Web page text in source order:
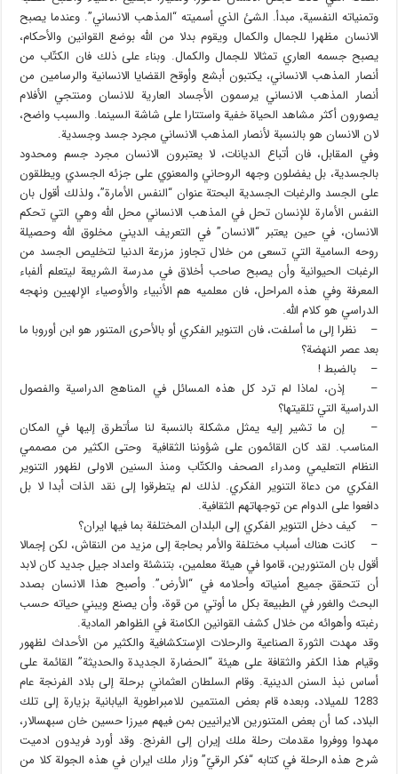
وتمنياته النفسية، مبدأ. الشئ الذي أسميته “المذهب الانساني”. وعندما يصبح
الانسان مظهرا للجمال والكمال ويقوم بدلا من الله بوضع القوانين والأحكام،
يصبح جسمه العاري تمثالا للجمال والكمال. وبناء على ذلك فان الكتّاب من
أنصار المذهب الانساني، يكتبون أبشع وأوقح القضايا الانسانية والرسامين من
أنصار المذهب الانساني يرسمون الأجساد العارية للانسان ومنتجي الأفلام
يصورون أكثر مشاهد الحياة خفية واستتارا على شاشة السينما. والسبب واضح،
لان الانسان هو بالنسبة لأنصار المذهب الانساني مجرد جسد وجسدية.
وفي المقابل، فان أتباع الديانات، لا يعتبرون الانسان مجرد جسم ومحدود
بالجسدية، بل يفضلون وجهه الروحاني والمعنوي على جزئه الجسدي ويطلقون
على الجسد والرغبات الجسدية البحتة عنوان “النفس الأمارة”، ولذلك أقول بان
النفس الأمارة للإنسان تحل في المذهب الانساني محل الله وهي التي تحكم
الانسان، في حين يعتبر “الانسان” في التعريف الديني مخلوق الله وحصيلة
روحه السامية التي تسعى من خلال تجاوز مزرعة الدنيا لتخليص الجسد من
الرغبات الحيوانية وأن يصبح صاحب أخلاق في مدرسة الشريعة ليتعلم ألفباء
المعرفة وفي هذه المراحل، فان معلميه هم الأنبياء والأوصياء الإلهيين ونهجه
الدراسي هو كلام الله.
– نظرا إلى ما أسلفت، فان التنوير الفكري أو بالأحرى المتنور هو ابن أوروبا ما
بعد عصر النهضة؟
– بالضبط !
– إذن، لماذا لم ترد كل هذه المسائل في المناهج الدراسية والفصول
الدراسية التي تلقيتها؟
– إن ما تشير إليه يمثل مشكلة بالنسبة لنا سأتطرق إليها في المكان
المناسب. لقد كان القائمون على شؤوننا الثقافية وحتى الكثير من مصممي
النظام التعليمي ومدراء الصحف والكتّاب ومنذ السنين الاولى لظهور التنوير
الفكري من دعاة التنوير الفكري. لذلك لم يتطرقوا إلى نقد الذات أبدا لا بل
دافعوا على الدوام عن توجهاتهم الثقافية.
– كيف دخل التنوير الفكري إلى البلدان المختلفة بما فيها ايران؟
– كانت هناك أسباب مختلفة والأمر بحاجة إلى مزيد من النقاش، لكن إجمالا
أقول بان المتنورين، قاموا في هيئة معلمين، بتنشئة واعداد جيل جديد كان لابد
أن تتحقق جميع أمنياته وأحلامه في “الأرض”. وأصبح هذا الانسان بصدد
البحث والغور في الطبيعة بكل ما أوتي من قوة، وأن يصنع ويبني حياته حسب
رغبته وأهوائه من خلال كشف القوانين الكامنة في الظواهر المادية.
وقد مهدت الثورة الصناعية والرحلات الإستكشافية والكثير من الأحداث لظهور
وقيام هذا الكفر والثقافة على هيئة “الحضارة الجديدة والحديثة” القائمة على
أساس نبذ السنن الدينية. وقام السلطان العثماني برحلة إلى بلاد الفرنجة عام
1283 للميلاد، وبعده قام بعض المنتمين للامبراطوية اليابانية بزيارة إلى تلك
البلاد، كما أن بعض المتنورين الايرانيين بمن فيهم ميرزا حسين خان سبهسالار،
مهدوا ووفروا مقدمات رحلة ملك إيران إلى الفرنج. وقد أورد فريدون ادميت
شرح هذه الرحلة في كتابه “فكر الرقيّ” وزار ملك ايران في هذه الجولة كلا من